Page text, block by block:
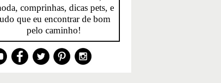
comprinhas, dicas pets, e
que eu encontrar de bom
pelo caminho!